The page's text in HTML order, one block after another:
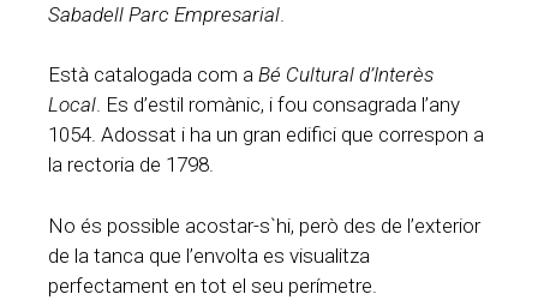
Sabadell Parc Empresarial
Està catalogada com a Bé Cultural d’Interès
Local. Es d’estil romànic, i fou consagrada l’any
1054. Adossat i ha un gran edifici que correspon a
la rectoria de 1798.
No és possible acostar-s`hi, però des de l’exterior
de la tanca que l’envolta es visualitza
perfectament en tot el seu perímetre.